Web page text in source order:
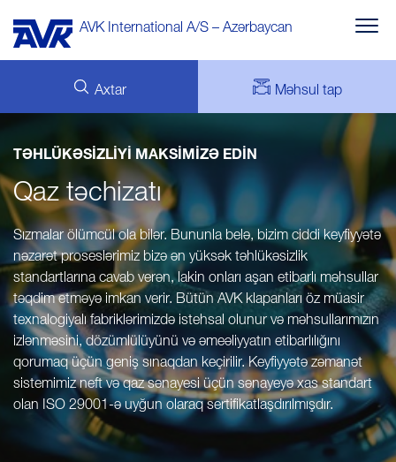
AVK International A/S – Azərbaycan
Su təchizatı
Çirkab suların təmizlənməsi
Yanğından mühafizə
Qaz təchizatı
Baxişlar
Axtar Məhsul tap
FAYLLAR
ƏLAQƏ
HAQQINDA
MY AVK
AVK HOLDING (GROUP)
TƏHLÜKƏSİZLİYİ MAKSİMİZƏ EDİN
Qaz təchizatı
Sızmalar ölümcül ola bilər. Bununla belə, bizim ciddi keyfiyyətə
nəzarət proseslərimiz bizə ən yüksək təhlükəsizlik
standartlarına cavab verən, lakin onları aşan etibarlı məhsullar
təqdim etməyə imkan verir. Bütün AVK klapanları öz müasir
texnalogiyalı fabriklərimizdə istehsal olunur və məhsullarımızın
izlənməsini, dözümlülüyünü və əmeəliyyatın etibarlılığını
qorumaq üçün geniş sınaqdan keçirilir. Keyfiyyətə zəmanət
sistemimiz neft və qaz sənayesi üçün sənayeyə xas standart
olan ISO 29001-ə uyğun olaraq sertifikatlaşdırılmışdır.